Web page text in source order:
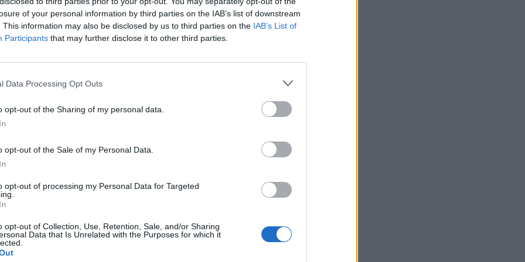
of your personal information by third parties on the IAB’s list of downstream
This information may also be disclosed by us to third parties on the IAB’s List of
Participants that may further disclose it to other third parties.
Data Processing Opt Outs
opt-out of the Sharing of my personal data.
opt-out of the Sale of my Personal Data.
opt-out of processing my Personal Data for Targeted
opt-out of Collection, Use, Retention, Sale, and/or Sharing
Data that Is Unrelated with the Purposes for which it
életet, hiszen az "Itsme" számtalan különféle jelszót képes biztonságosan
egyszerűen letöltik az alkalmazást, és amikor az alkalmazást elfogadó
portfolio.hu hírarchívumához tartozik, melynek olvasása előfizetéses
tartalmazza:
cikkarchívum